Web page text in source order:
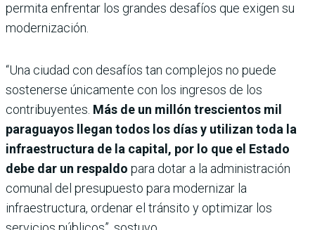
permita enfrentar los grandes desafíos que exigen su
modernización.
“Una ciudad con desafíos tan complejos no puede
sostenerse únicamente con los ingresos de los
contribuyentes. Más de un millón trescientos mil
paraguayos llegan todos los días y utilizan toda la
infraestructura de la capital, por lo que el Estado
debe dar un respaldo para dotar a la administración
comunal del presupuesto para modernizar la
infraestructura, ordenar el tránsito y optimizar los